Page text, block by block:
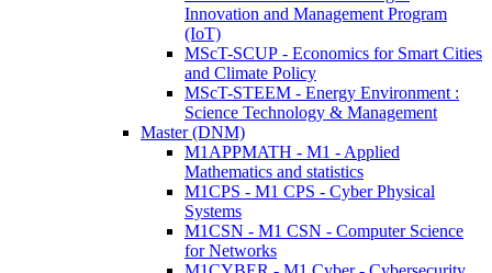
Innovation and Management Program
(IoT)
MScT-SCUP - Economics for Smart Cities
and Climate Policy
MScT-STEEM - Energy Environment :
Science Technology & Management
Master (DNM)
M1APPMATH - M1 - Applied
Mathematics and statistics
M1CPS - M1 CPS - Cyber Physical
Systems
M1CSN - M1 CSN - Computer Science
for Networks